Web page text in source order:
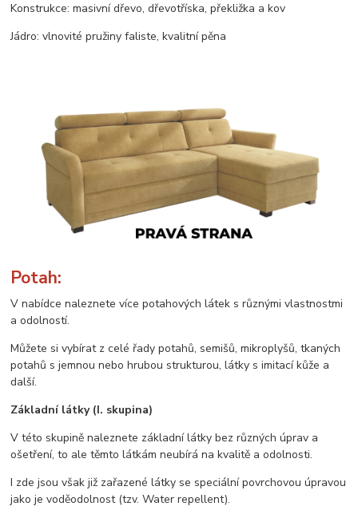
Konstrukce: masivní dřevo, dřevotříska, překližka a kov
Jádro: vlnovité pružiny faliste, kvalitní pěna
Potah:
V nabídce naleznete více potahových látek s různými vlastnostmi
a odolností.
Můžete si vybírat z celé řady potahů, semišů, mikroplyšů, tkaných
potahů s jemnou nebo hrubou strukturou, látky s imitací kůže a
další.
Základní látky (I. skupina)
V této skupině naleznete základní látky bez různých úprav a
ošetření, to ale těmto látkám neubírá na kvalitě a odolnosti.
I zde jsou však již zařazené látky se speciální povrchovou úpravou
jako je voděodolnost (tzv. Water repellent).